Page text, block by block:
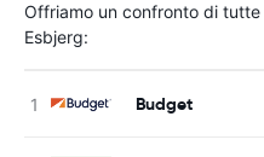
Offriamo un confronto di
Esbjerg:
Budget